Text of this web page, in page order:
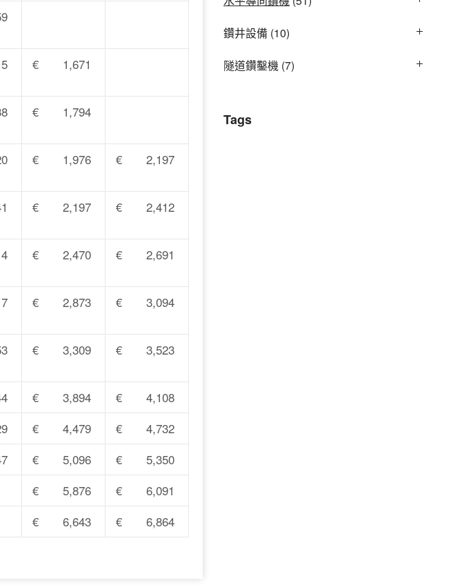
€ 1,671
€ 1,794
€ 1,976 € 2,197
€ 2,197 € 2,412
€ 2,470 € 2,691
€ 2,873 € 3,094
€ 3,309 € 3,523
€ 3,894 € 4,108
€ 4,479 € 4,732
€ 5,096 € 5,350
€ 5,876 € 6,091
€ 6,643 € 6,864
鑽井設備 (10)
隧道鑽鑿機 (7)
Tags